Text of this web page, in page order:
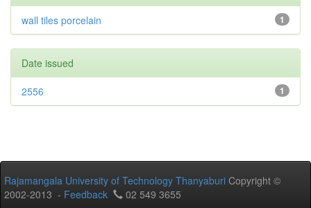
1
wall tiles porcelain
Date issued
1
2556
Rajamangala University of Technology Thanyaburi Copyright ©
2002-2013 - Feedback 02 549 3655